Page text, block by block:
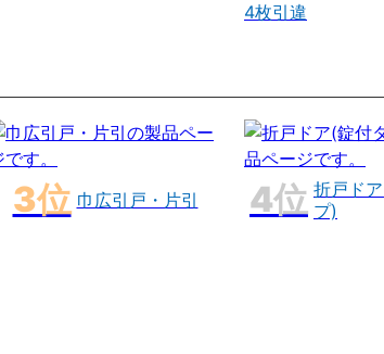
4枚引違
巾広引戸・片引
折戸ド
プ)